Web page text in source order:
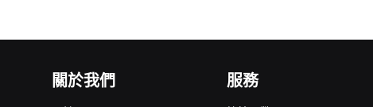
關於我們 服務